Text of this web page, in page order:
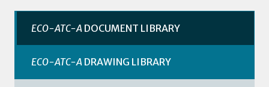
ECO-ATC-ADOCUMENT LIBRARY
ECO-ATC-ADRAWING LIBRARY